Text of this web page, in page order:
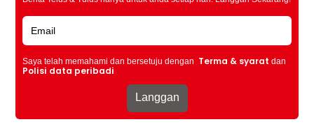
Saya telah memahami dan bersetuju dengan Terma & syarat dan
Polisi data peribadi